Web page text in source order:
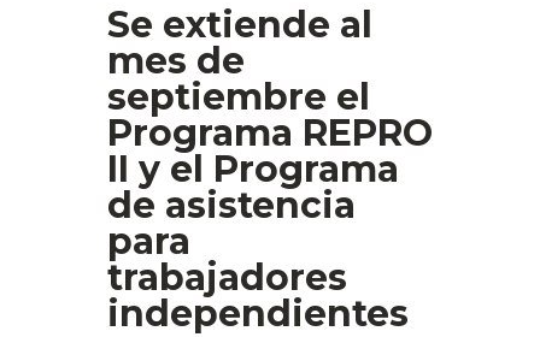
Se extiende al
mes de
septiembre el
Programa REPRO
II y el Programa
de asistencia
para
trabajadores
independientes